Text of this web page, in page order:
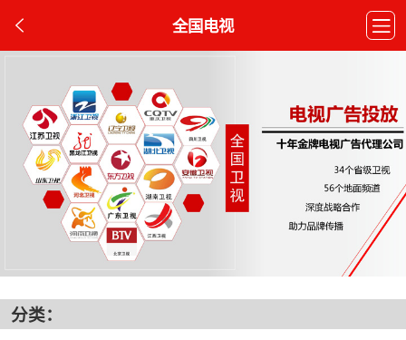
全国电视
分类：